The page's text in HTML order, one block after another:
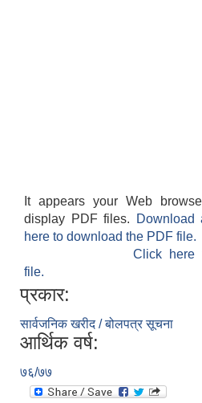
It appears your Web
display PDF files.
here to download the PDF file.
Click here
file.
प्रकार:
सार्वजनिक खरीद / बोलपत्र सूचना
आर्थिक वर्ष:
७६/७७